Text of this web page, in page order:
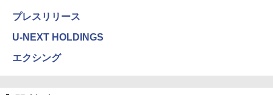
プレスリリース
U-NEXT HOLDINGS
エクシング